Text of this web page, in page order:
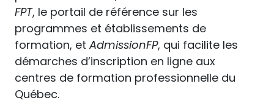
FPT, le portail de référence sur les
programmes et établissements de
formation, et AdmissionFP, qui facilite les
démarches d’inscription en ligne aux
centres de formation professionnelle du
Québec.